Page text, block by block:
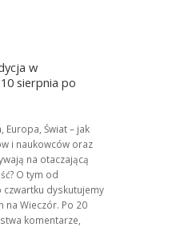
w
sierpnia po
Europa, Świat – jak
i naukowców oraz
na otaczającą
O tym od
czwartku dyskutujemy
na Wieczór. Po 20
komentarze,